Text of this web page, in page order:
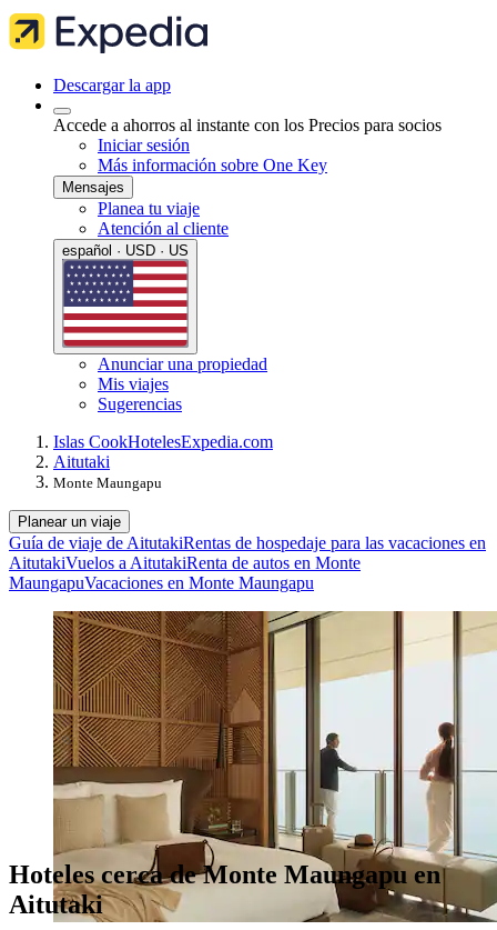
Descargar la app
Accede a ahorros al instante con los Precios para socios
Iniciar sesión
Más información sobre One Key
Mensajes
Planea tu viaje
Atención al cliente
español · USD · US
Anunciar una propiedad
Mis viajes
Sugerencias
Islas CookHotelesExpedia.com
Aitutaki
Monte Maungapu
Planear un viaje
Guía de viaje de AitutakiRentas de hospedaje para las vacaciones en
AitutakiVuelos a AitutakiRenta de autos en Monte
MaungapuVacaciones en Monte Maungapu
Hoteles cerca de Monte Maungapu en
Aitutaki